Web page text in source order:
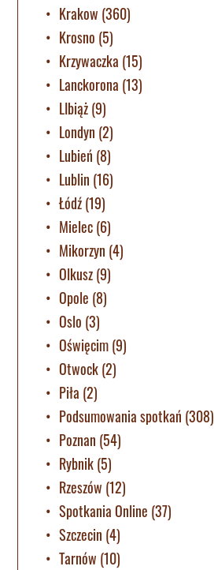
Krakow (360)
Krosno (5)
Krzywaczka (15)
Lanckorona (13)
LIbiąż(9)
Londyn (2)
Lubień (8)
Lublin (16)
Łódź(19)
Mielec(6)
Mikorzyn (4)
Olkusz(9)
Opole (8)
Oslo (3)
Oświęcim(9)
Otwock(2)
Piła (2)
Podsumowania spotkań (308)
Poznan (54)
Rybnik(5)
Rzeszów (12)
Spotkania Online (37)
Szczecin (4)
Tarnów (10)